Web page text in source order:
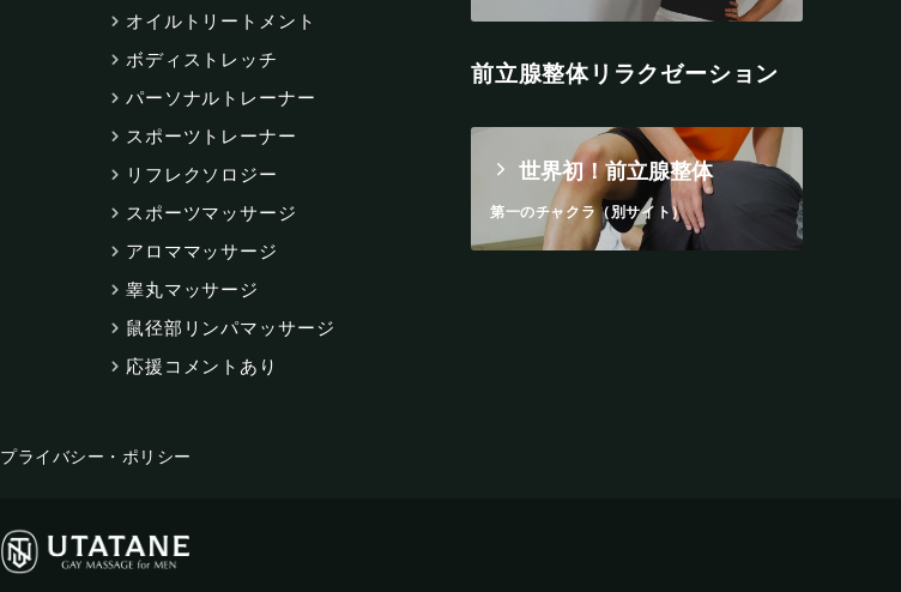
オイルトリートメント
ボディストレッチ
パーソナルトレーナー
スポーツトレーナー
リフレクソロジー
スポーツマッサージ
アロママッサージ
睾丸マッサージ
鼠径部リンパマッサージ
応援コメントあり
前立腺整体リラクゼーション
世界初！前立腺整体
第一のチャクラ（別サイト）
プライバシー・ポリシー